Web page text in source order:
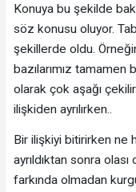
Konuya bu şekilde
söz konusu oluyor.
şekillerde oldu.
bazılarımız tamamen
olarak çok aşağı
ilişkiden ayrılırken..
Bir ilişkiyi bitirirken
ayrıldıktan sonra olası
farkında olmadan